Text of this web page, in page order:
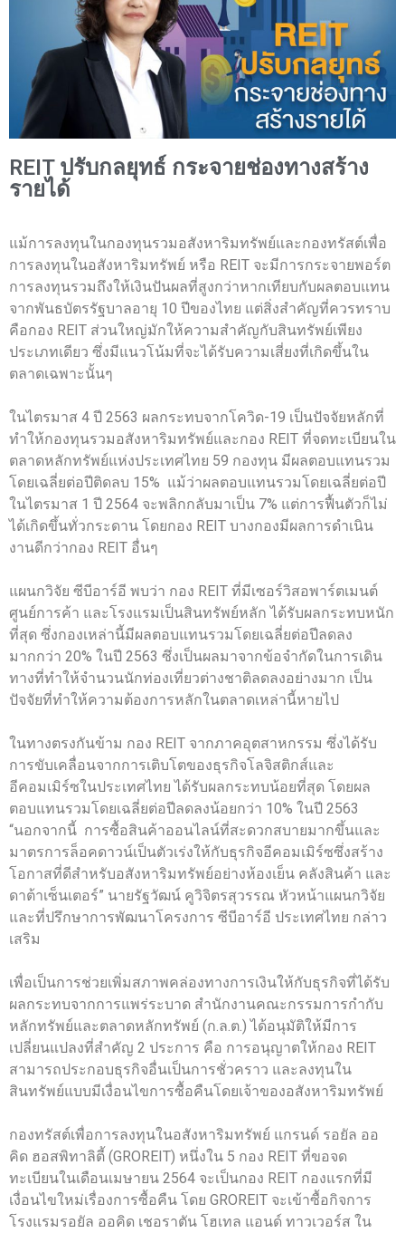
REIT ปรับกลยุทธ์ กระจายช่องทางสร้าง
รายได้
แม้การลงทุนในกองทุนรวมอสังหาริมทรัพย์และกองทรัสต์เพื่อ
การลงทุนในอสังหาริมทรัพย์ หรือ REIT จะมีการกระจายพอร์ต
การลงทุนรวมถึงให้เงินปันผลที่สูงกว่าหากเทียบกับผลตอบแทน
จากพันธบัตรรัฐบาลอายุ 10 ปีของไทย แต่สิ่งสำคัญที่ควรทราบ
คือกอง REIT ส่วนใหญ่มักให้ความสำคัญกับสินทรัพย์เพียง
ประเภทเดียว ซึ่งมีแนวโน้มที่จะได้รับความเสี่ยงที่เกิดขึ้นใน
ตลาดเฉพาะนั้นๆ
ในไตรมาส 4 ปี 2563 ผลกระทบจากโควิด-19 เป็นปัจจัยหลักที่
ทำให้กองทุนรวมอสังหาริมทรัพย์และกอง REIT ที่จดทะเบียนใน
ตลาดหลักทรัพย์แห่งประเทศไทย 59 กองทุน มีผลตอบแทนรวม
โดยเฉลี่ยต่อปีติดลบ 15% แม้ว่าผลตอบแทนรวมโดยเฉลี่ยต่อปี
ในไตรมาส 1 ปี 2564 จะพลิกกลับมาเป็น 7% แต่การฟื้นตัวก็ไม่
ได้เกิดขึ้นทั่วกระดาน โดยกอง REIT บางกองมีผลการดำเนิน
งานดีกว่ากอง REIT อื่นๆ
แผนกวิจัย ซีบีอาร์อี พบว่า กอง REIT ที่มีเซอร์วิสอพาร์ตเมนต์
ศูนย์การค้า และโรงแรมเป็นสินทรัพย์หลัก ได้รับผลกระทบหนัก
ที่สุด ซึ่งกองเหล่านี้มีผลตอบแทนรวมโดยเฉลี่ยต่อปีลดลง
มากกว่า 20% ในปี 2563 ซึ่งเป็นผลมาจากข้อจำกัดในการเดิน
ทางที่ทำให้จำนวนนักท่องเที่ยวต่างชาติลดลงอย่างมาก เป็น
ปัจจัยที่ทำให้ความต้องการหลักในตลาดเหล่านี้หายไป
ในทางตรงกันข้าม กอง REIT จากภาคอุตสาหกรรม ซึ่งได้รับ
การขับเคลื่อนจากการเติบโตของธุรกิจโลจิสติกส์และ
อีคอมเมิร์ซในประเทศไทย ได้รับผลกระทบน้อยที่สุด โดยผล
ตอบแทนรวมโดยเฉลี่ยต่อปีลดลงน้อยกว่า 10% ในปี 2563
“นอกจากนี้ การซื้อสินค้าออนไลน์ที่สะดวกสบายมากขึ้นและ
มาตรการล็อคดาวน์เป็นตัวเร่งให้กับธุรกิจอีคอมเมิร์ซซึ่งสร้าง
โอกาสที่ดีสำหรับอสังหาริมทรัพย์อย่างห้องเย็น คลังสินค้า และ
ดาต้าเซ็นเตอร์” นายรัฐวัฒน์ คูวิจิตรสุวรรณ หัวหน้าแผนกวิจัย
และที่ปรึกษาการพัฒนาโครงการ ซีบีอาร์อี ประเทศไทย กล่าว
เสริม
เพื่อเป็นการช่วยเพิ่มสภาพคล่องทางการเงินให้กับธุรกิจที่ได้รับ
ผลกระทบจากการแพร่ระบาด สำนักงานคณะกรรมการกำกับ
หลักทรัพย์และตลาดหลักทรัพย์ (ก.ล.ต.) ได้อนุมัติให้มีการ
เปลี่ยนแปลงที่สำคัญ 2 ประการ คือ การอนุญาตให้กอง REIT
สามารถประกอบธุรกิจอื่นเป็นการชั่วคราว และลงทุนใน
สินทรัพย์แบบมีเงื่อนไขการซื้อคืนโดยเจ้าของอสังหาริมทรัพย์
กองทรัสต์เพื่อการลงทุนในอสังหาริมทรัพย์ แกรนด์ รอยัล ออ
คิด ฮอสพิทาลิตี้ (GROREIT) หนึ่งใน 5 กอง REIT ที่ขอจด
ทะเบียนในเดือนเมษายน 2564 จะเป็นกอง REIT กองแรกที่มี
เงื่อนไขใหม่เรื่องการซื้อคืน โดย GROREIT จะเข้าซื้อกิจการ
โรงแรมรอยัล ออคิด เชอราตัน โฮเทล แอนด์ ทาวเวอร์ส ใน